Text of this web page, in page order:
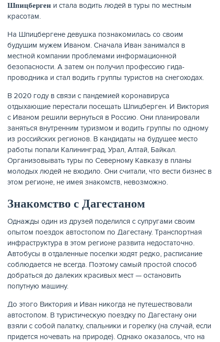
Шпицберген и стала водить людей в туры по местным
красотам.
На Шпицбергене девушка познакомилась со своим
будущим мужем Иваном. Сначала Иван занимался в
местной компании проблемами информационной
безопасности. А затем он получил профессию гида-
проводника и стал водить группы туристов на снегоходах.
В 2020 году в связи с пандемией коронавируса
отдыхающие перестали посещать Шпицберген. И Виктория
с Иваном решили вернуться в Россию. Они планировали
заняться внутренним туризмом и водить группы по одному
из российских регионов. В кандидаты на будущее место
работы попали Калининград, Урал, Алтай, Байкал.
Организовывать туры по Северному Кавказу в планы
молодых людей не входило. Они считали, что вести бизнес в
этом регионе, не имея знакомств, невозможно.
Знакомство с Дагестаном
Однажды один из друзей поделился с супругами своим
опытом поездок автостопом по Дагестану. Транспортная
инфраструктура в этом регионе развита недостаточно.
Автобусы в отдаленные поселки ходят редко, расписание
соблюдается не всегда. Поэтому самый простой способ
добраться до далеких красивых мест — остановить
попутную машину.
До этого Виктория и Иван никогда не путешествовали
автостопом. В туристическую поездку по Дагестану они
взяли с собой палатку, спальники и горелку (на случай, если
придется ночевать на природе). Однако оказалось, что на